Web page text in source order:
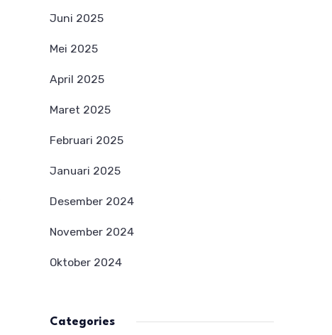
Juni 2025
Mei 2025
April 2025
Maret 2025
Februari 2025
Januari 2025
Desember 2024
November 2024
Oktober 2024
Categories